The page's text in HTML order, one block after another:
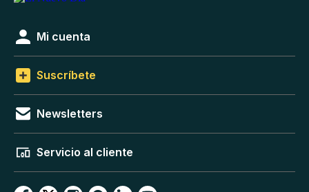
Mi cuenta
Suscríbete
Newsletters
Servicio al cliente